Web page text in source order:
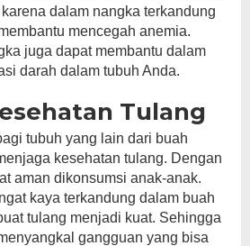
dalam nangka terkandung
mencegah anemia.
juga dapat membantu dalam
darah dalam tubuh Anda.
Tulang
tubuh yang lain dari buah
kesehatan tulang. Dengan
aman dikonsumsi anak-anak.
kaya terkandung dalam buah
tulang menjadi kuat. Sehingga
gangguan yang bisa